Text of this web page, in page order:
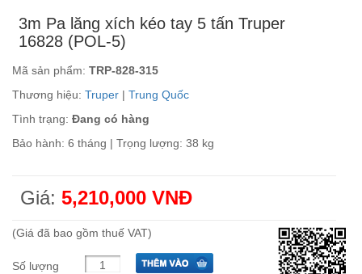
3m Pa lăng xích kéo tay 5 tấn Truper
16828 (POL-5)
Mã sản phẩm: TRP-828-315
Thương hiệu: Truper | Trung Quốc
Tình trạng: Đang có hàng
Bảo hành: 6 tháng | Trọng lượng: 38 kg
Giá: 5,210,000 VNĐ
(Giá đã bao gồm thuế VAT)
Số lượng